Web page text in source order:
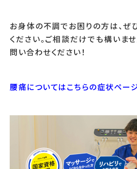
お身体の不調でお困りの方は、ぜ
ください。ご相談だけでも構いま
問い合わせください！
腰痛についてはこちらの症状ペー